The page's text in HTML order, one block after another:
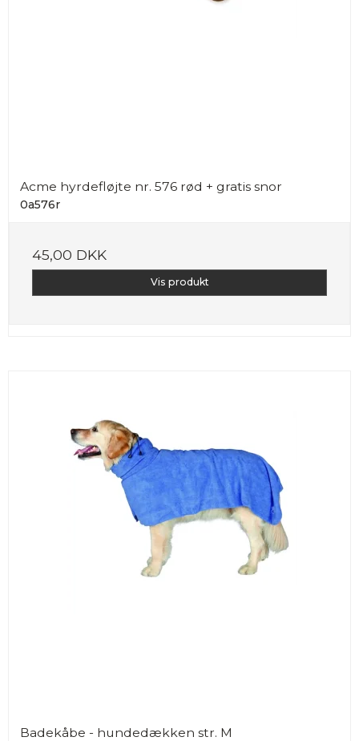
Acme hyrdefløjte nr. 576 rød + gratis snor
0a576r
45,00 DKK
Vis produkt
Badekåbe - hundedækken str. M